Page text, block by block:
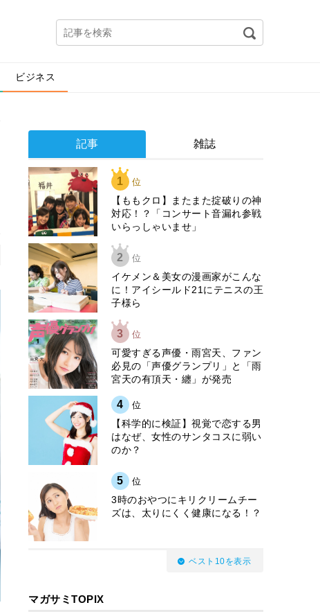
ビジネス
記事 雑誌
1 位
【ももクロ】またまた掟破りの神
対応！？「コンサート音漏れ参戦
いらっしゃいませ」
2 位
イケメン＆美女の漫画家がこんな
に！アイシールド21にテニスの王
子様ら
3 位
可愛すぎる声優・雨宮天、ファン
必見の「声優グランプリ」と「雨
宮天の有頂天・纏」が発売
4 位
【科学的に検証】視覚で恋する男
はなぜ、女性のサンタコスに弱い
のか？
5 位
3時のおやつにキリクリームチー
ズは、太りにくく健康になる！？
ベスト10を表示
マガサミTOPIX